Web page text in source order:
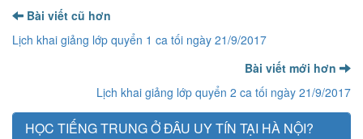
Bài viết cũ hơn
Lịch khai giảng lớp quyển 1 ca tối ngày 21/9/2017
Bài viết mới hơn
Lịch khai giảng lớp quyển 2 ca tối ngày 21/9/2017
HỌC TIẾNG TRUNG Ở ĐÂU UY TÍN TẠI HÀ NỘI?